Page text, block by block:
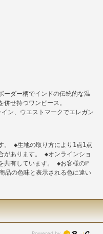
ーダー柄でインドの伝統的な温
せ持つワンピース。
ン、ウエストマークでエレガン
。 ◆生地の取り方により1点1点
があります。 ◆オンラインショ
共有しています。 ◆お客様のP
品の色味と表示される色に違い